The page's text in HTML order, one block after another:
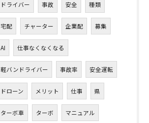
ドライバー 事故 安全 種類
宅配 チャーター 企業配 募集
AI 仕事なくなくなる
軽バンドライバー 事故率 安全運転
ドローン メリット 仕事 県
ターボ車 ターボ マニュアル